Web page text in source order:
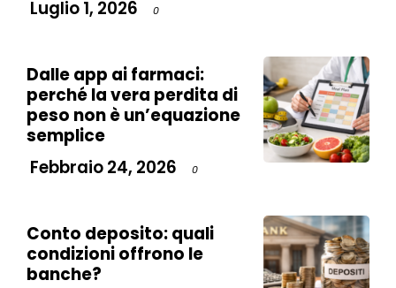
Luglio 1, 2026
0
Dalle app ai farmaci:
perché la vera perdita di
peso non è un’equazione
semplice
Febbraio 24, 2026
0
Conto deposito: quali
condizioni offrono le
banche?